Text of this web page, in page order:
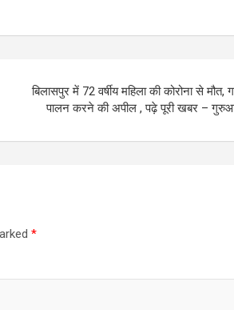
बिलासपुर में 72 वर्षीय महिला की कोरोना से मौत,
पालन करने की अपील , पढ़े पूरी खबर –
*